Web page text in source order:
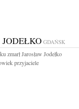
JODEŁKOGDAŃSK
zmarł Jarosław Jodełko
przyjaciele